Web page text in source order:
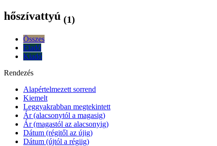
hőszívattyú (1)
Összes
Eladó
Kiadó
Rendezés
Alapértelmezett sorrend
Kiemelt
Leggyakrabban megtekintett
Ár (alacsonytól a magasig)
Ár (magastól az alacsonyig)
Dátum (régitől az újig)
Dátum (újtól a régiig)